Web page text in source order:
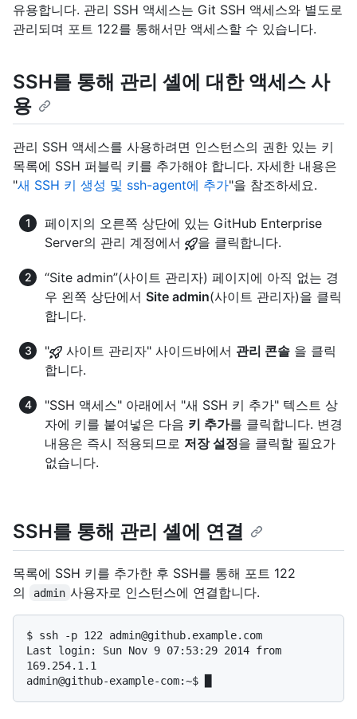
유용합니다. 관리 SSH 액세스는 Git SSH 액세스와 별도로
관리되며 포트 122를 통해서만 액세스할 수 있습니다.
SSH를 통해 관리 셸에 대한 액세스 사
용
관리 SSH 액세스를 사용하려면 인스턴스의 권한 있는 키
목록에 SSH 퍼블릭 키를 추가해야 합니다. 자세한 내용은
"새 SSH 키 생성 및 ssh-agent에 추가"을 참조하세요.
페이지의 오른쪽 상단에 있는 GitHub Enterprise
Server의 관리 계정에서
을 클릭합니다.
“Site admin”(사이트 관리자) 페이지에 아직 없는 경
우 왼쪽 상단에서 Site admin(사이트 관리자)을 클릭
합니다.
" 사이트 관리자" 사이드바에서 관리 콘솔 을 클릭
합니다.
"SSH 액세스" 아래에서 "새 SSH 키 추가" 텍스트 상
자에 키를 붙여넣은 다음 키 추가를 클릭합니다. 변경
내용은 즉시 적용되므로 저장 설정을 클릭할 필요가
없습니다.
SSH를 통해 관리 셸에 연결
목록에 SSH 키를 추가한 후 SSH를 통해 포트 122
의
admin 사용자로 인스턴스에 연결합니다.
$ ssh -p 122 admin@github.example.com
Last login: Sun Nov 9 07:53:29 2014 from
169.254.1.1